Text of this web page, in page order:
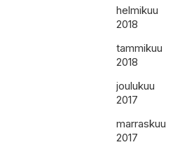
helmikuu
2018
tammikuu
2018
joulukuu
2017
marraskuu
2017